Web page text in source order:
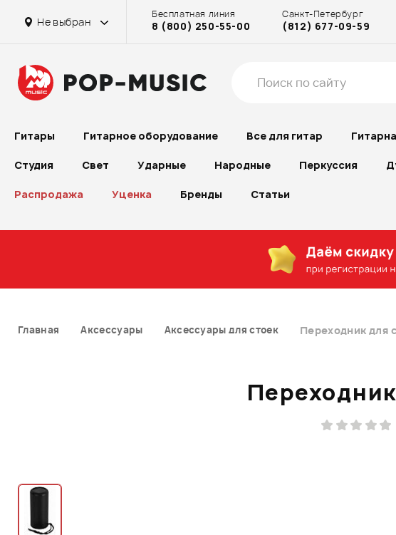
Не выбран
Бесплатная линия
8 (800) 250-55-00
Санкт-Петербург
(812) 677-09-59
Гитары Гитарное оборудование Все для гитар
Студия Свет Ударные Народные Перкуссия
Распродажа Уценка Бренды Статьи
Главная Аксессуары Аксессуары для стоек Переходник для
Переходник